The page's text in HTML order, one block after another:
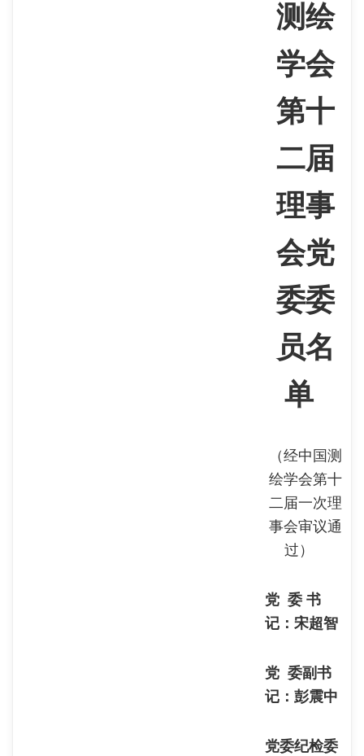
测绘
学会
第十
二届
理事
会党
委委
员名
单
（经中国测
绘学会第十
二届一次理
事会审议通
过）
党 委 书
记：宋超智
党 委副书
记：彭震中
党委纪检委